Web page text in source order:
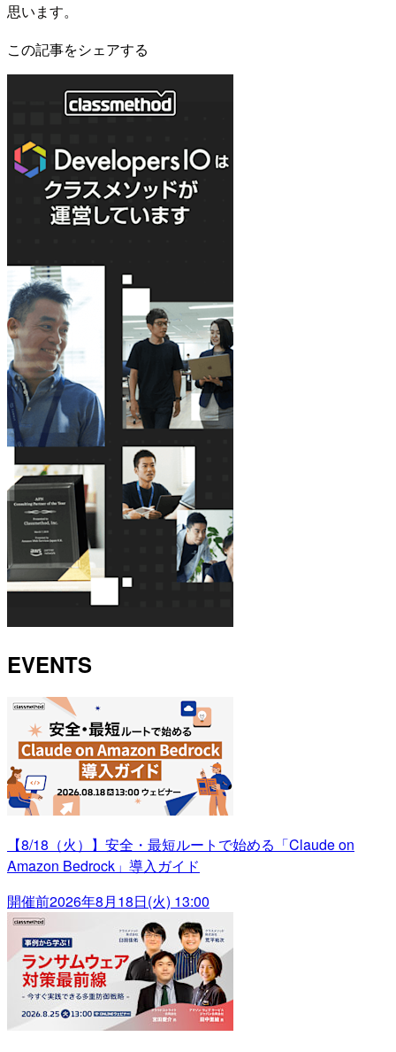
思います。
この記事をシェアする
EVENTS
【8/18（火）】安全・最短ルートで始める「Claude on
Amazon Bedrock」導入ガイド
開催前2026年8月18日(火) 13:00